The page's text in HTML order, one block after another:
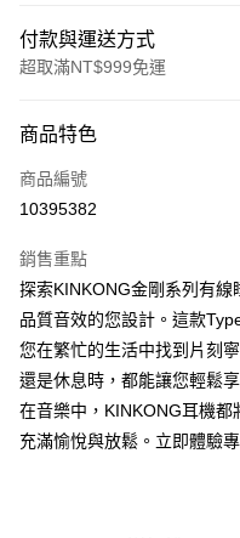
付款與運送方式
超取滿NT$999免運
信用卡一次付款
LINE Pay
街口支付
悠遊付
AFTEE先享後付
相關說明
【關於「AFTEE先享後付」】
AFTEE先享後付是「在收到商品
ATM付款
商品特色
商品編號
10395382
銷售重點
探索KINKONG金剛系列有
品質音效的您設計。這款
您在繁忙的生活中找到片刻
還是休息時，都能讓您輕鬆
在音樂中，KINKONG耳機
充滿愉悅與放鬆。立即體驗